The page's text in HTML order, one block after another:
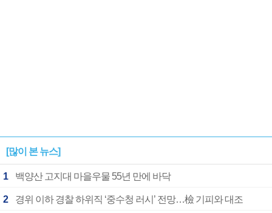
[많이 본 뉴스]
1 백양산 고지대 마을우물 55년 만에 바닥
2 경위 이하 경찰 하위직 ‘중수청 러시’ 전망…檢 기피와 대조